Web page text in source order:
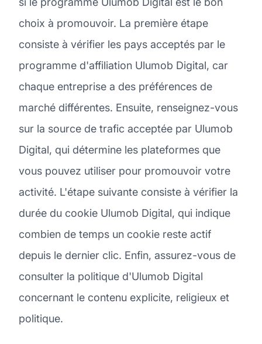
choix à promouvoir. La première étape
consiste à vérifier les pays acceptés par le
programme d'affiliation Ulumob Digital, car
chaque entreprise a des préférences de
marché différentes. Ensuite, renseignez-vous
sur la source de trafic acceptée par Ulumob
Digital, qui détermine les plateformes que
vous pouvez utiliser pour promouvoir votre
activité. L'étape suivante consiste à vérifier la
durée du cookie Ulumob Digital, qui indique
combien de temps un cookie reste actif
depuis le dernier clic. Enfin, assurez-vous de
consulter la politique d'Ulumob Digital
concernant le contenu explicite, religieux et
politique.